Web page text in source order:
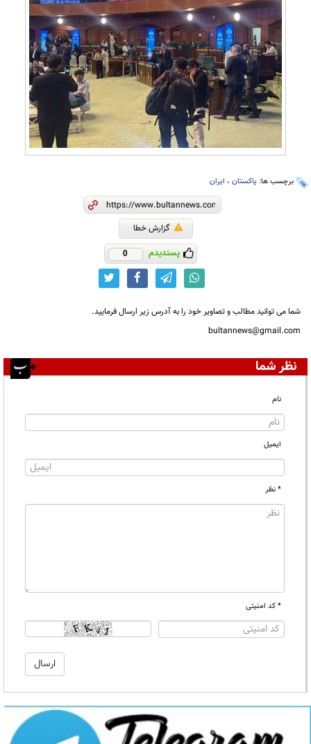
برچسب ها: پاکستان ، ایران
گزارش خطا
پسندیدم 0
شما می توانید مطالب و تصاویر خود را به آدرس زیر ارسال فرمایید.
bultannews@gmail.com
نظر شما
نام
ایمیل
* نظر
* کد امنیتی